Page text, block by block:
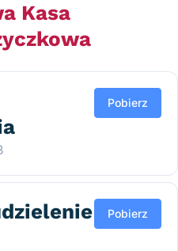
Kasa
Pobierz
Pobierz